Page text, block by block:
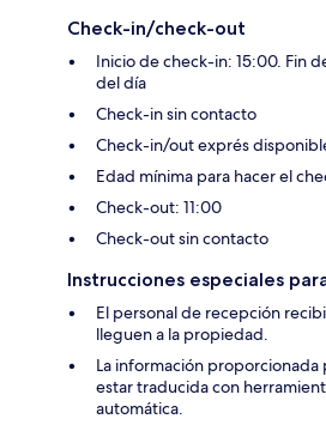
Check-in/check-out
Inicio de check-in: 15:00. Fin
del día
Check-in sin contacto
Check-in/out exprés
Edad mínima para hacer el
Check-out: 11:00
Check-out sin contacto
Instrucciones especiales
El personal de recepción
lleguen a la propiedad.
La información
estar traducida con
automática.